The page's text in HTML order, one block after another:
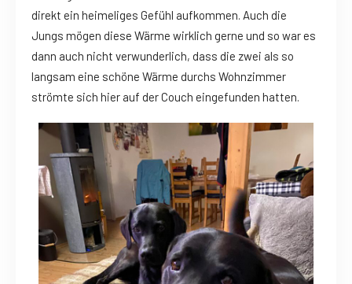
direkt ein heimeliges Gefühl aufkommen. Auch die
Jungs mögen diese Wärme wirklich gerne und so war es
dann auch nicht verwunderlich, dass die zwei als so
langsam eine schöne Wärme durchs Wohnzimmer
strömte sich hier auf der Couch eingefunden hatten.